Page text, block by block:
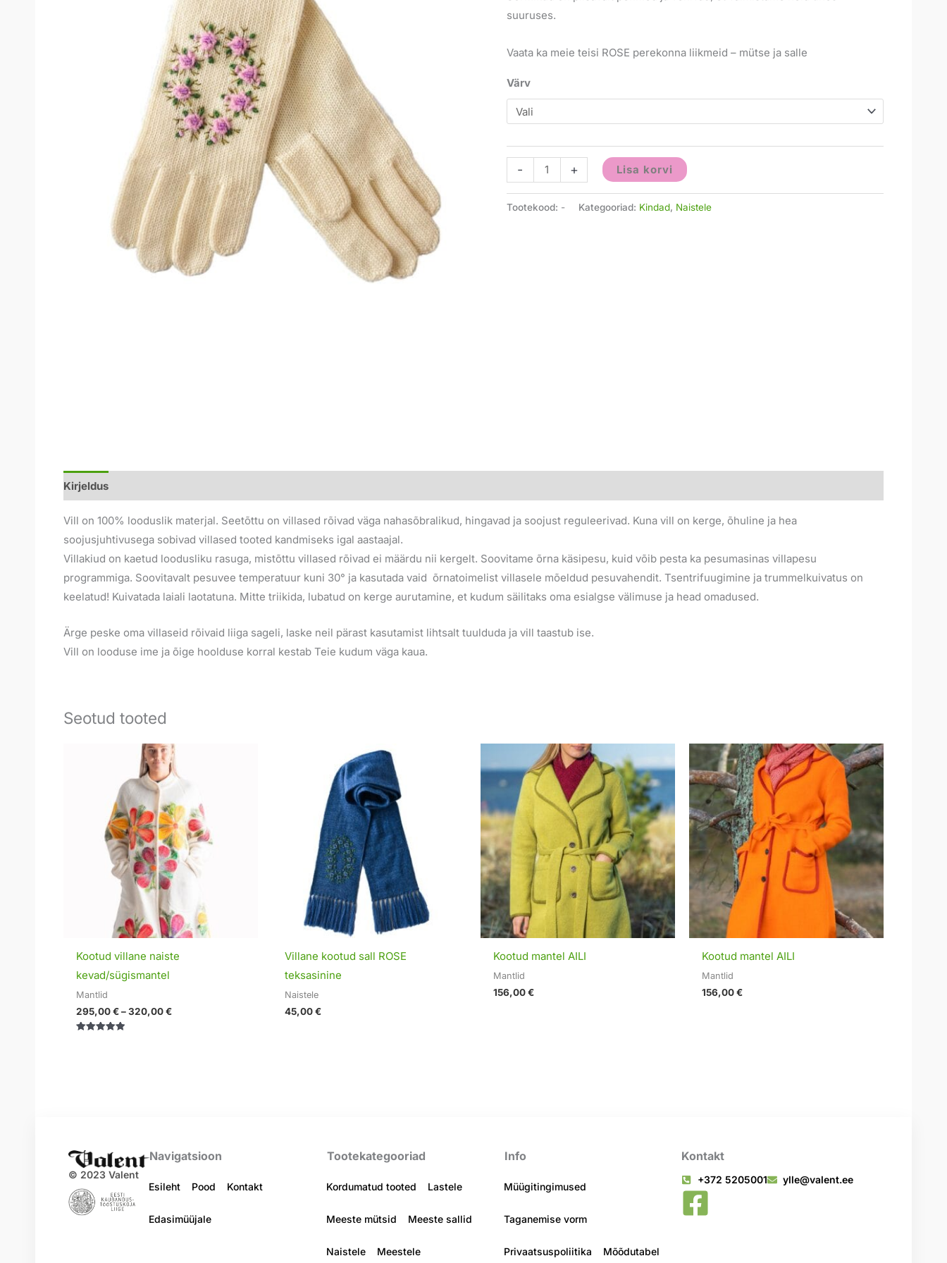
suuruses.
Vaata ka meie teisi ROSE perekonna liikmeid – mütse ja salle
Värv
- + Lisa korvi
Tootekood: - Kategooriad: Kindad, Naistele
Kirjeldus
Vill on 100% looduslik materjal. Seetõttu on villased rõivad väga nahasõbralikud, hingavad ja soojust reguleerivad. Kuna vill on kerge, õhuline ja hea
soojusjuhtivusega sobivad villased tooted kandmiseks igal aastaajal.
Villakiud on kaetud loodusliku rasuga, mistõttu villased rõivad ei määrdu nii kergelt. Soovitame õrna käsipesu, kuid võib pesta ka pesumasinas villapesu
programmiga. Soovitavalt pesuvee temperatuur kuni 30° ja kasutada vaid õrnatoimelist villasele mõeldud pesuvahendit. Tsentrifuugimine ja trummelkuivatus on
keelatud! Kuivatada laiali laotatuna. Mitte triikida, lubatud on kerge aurutamine, et kudum säilitaks oma esialgse välimuse ja head omadused.
Ärge peske oma villaseid rõivaid liiga sageli, laske neil pärast kasutamist lihtsalt tuulduda ja vill taastub ise.
Vill on looduse ime ja õige hoolduse korral kestab Teie kudum väga kaua.
Seotud tooted
Kootud villane naiste
kevad/sügismantel
Mantlid
295,00€–320,00€
Hinnavahemik:
295,00 €
kuni
Villane kootud sall ROSE
teksasinine
Naistele
45,00€
Kootud mantel AILI
Mantlid
156,00€
Kootud mantel AILI
Mantlid
156,00€
© 2023 Valent
Navigatsioon
Esileht Pood Kontakt
Edasimüüjale
Tootekategooriad
Kordumatud tooted Lastele
Meeste mütsid Meeste sallid
Naistele Meestele
Info
Müügitingimused
Taganemise vorm
Privaatsuspoliitika Mõõdutabel
Kontakt
+372 5205001 ylle@valent.ee